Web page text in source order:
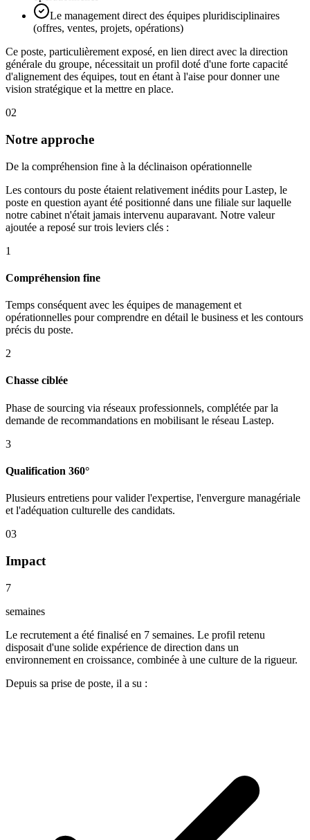
Le management direct des équipes pluridisciplinaires
(offres, ventes, projets, opérations)
Ce poste, particulièrement exposé, en lien direct avec la direction
générale du groupe, nécessitait un profil doté d'une forte capacité
d'alignement des équipes, tout en étant à l'aise pour donner une
vision stratégique et la mettre en place.
02
Notre approche
De la compréhension fine à la déclinaison opérationnelle
Les contours du poste étaient relativement inédits pour Lastep, le
poste en question ayant été positionné dans une filiale sur laquelle
notre cabinet n'était jamais intervenu auparavant. Notre valeur
ajoutée a reposé sur trois leviers clés :
1
Compréhension fine
Temps conséquent avec les équipes de management et
opérationnelles pour comprendre en détail le business et les contours
précis du poste.
2
Chasse ciblée
Phase de sourcing via réseaux professionnels, complétée par la
demande de recommandations en mobilisant le réseau Lastep.
3
Qualification 360°
Plusieurs entretiens pour valider l'expertise, l'envergure managériale
et l'adéquation culturelle des candidats.
03
Impact
7
semaines
Le recrutement a été finalisé en 7 semaines. Le profil retenu
disposait d'une solide expérience de direction dans un
environnement en croissance, combinée à une culture de la rigueur.
Depuis sa prise de poste, il a su :